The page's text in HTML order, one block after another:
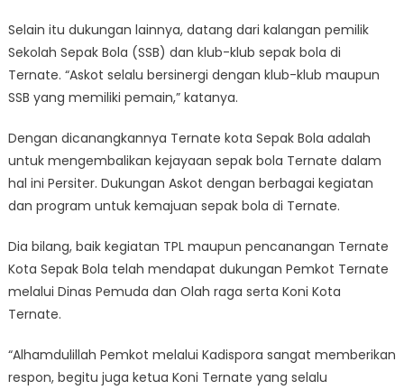
Selain itu dukungan lainnya, datang dari kalangan pemilik
Sekolah Sepak Bola (SSB) dan klub-klub sepak bola di
Ternate. “Askot selalu bersinergi dengan klub-klub maupun
SSB yang memiliki pemain,” katanya.
Dengan dicanangkannya Ternate kota Sepak Bola adalah
untuk mengembalikan kejayaan sepak bola Ternate dalam
hal ini Persiter. Dukungan Askot dengan berbagai kegiatan
dan program untuk kemajuan sepak bola di Ternate.
Dia bilang, baik kegiatan TPL maupun pencanangan Ternate
Kota Sepak Bola telah mendapat dukungan Pemkot Ternate
melalui Dinas Pemuda dan Olah raga serta Koni Kota
Ternate.
“Alhamdulillah Pemkot melalui Kadispora sangat memberikan
respon, begitu juga ketua Koni Ternate yang selalu